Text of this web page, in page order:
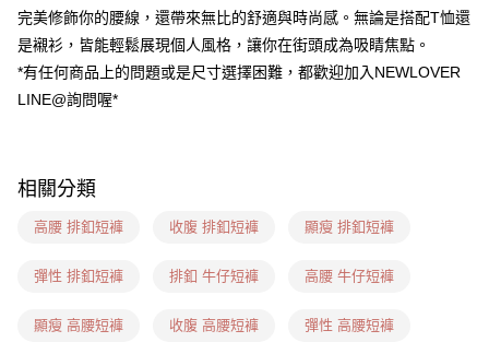
貨到付款
每筆NT$60，滿NT$1,599(含以上)免運費
全家(信用卡、多元支付)
每筆NT$60，滿NT$1,599(含以上)免運費
7-11(信用卡、多元支付)
每筆NT$100，滿NT$1,899(含以上)免運費
完美修飾你的腰線，還帶來無比的舒適與時尚感。無論是搭配T恤還
是襯衫，皆能輕鬆展現個人風格，讓你在街頭成為吸睛焦點。
*有任何商品上的問題或是尺寸選擇困難，都歡迎加入NEWLOVER
LINE@詢問喔*
相關分類
高腰 排釦短褲 收腹 排釦短褲 顯瘦 排釦短褲
彈性 排釦短褲 排釦 牛仔短褲 高腰 牛仔短褲
顯瘦 高腰短褲 收腹 高腰短褲 彈性 高腰短褲